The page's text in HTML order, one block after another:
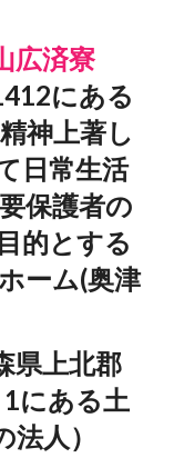
広済寮
にある
神上著し
日常生活
保護者の
的とする
ーム(奥津
県上北郡
にある土
人）